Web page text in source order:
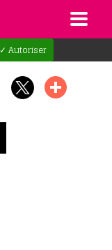
✓ Autoriser